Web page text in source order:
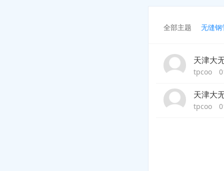
全部主题 无缝钢
天津大
tpcoo
天津大
tpcoo